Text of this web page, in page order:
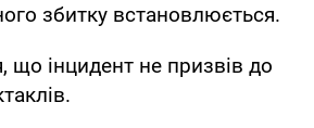
збитку встановлюється.
що інцидент не призвів до